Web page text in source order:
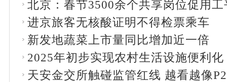
北京：春节3500余个共享岗位促用工
进京旅客无核酸证明不得检票乘车
新发地蔬菜上市量同比增加近一倍
2025年初步实现农村生活设施便利化
天安金交所触碰监管红线 越看越像